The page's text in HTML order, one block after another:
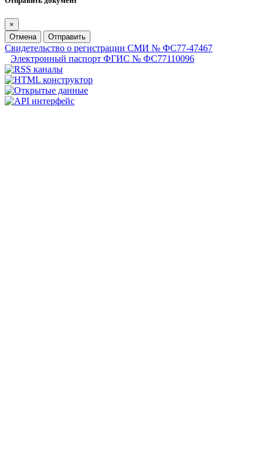
×
Отмена
Отправить
Свидетельство о регистрации СМИ № ФС77-47467
Электронный паспорт ФГИС № ФС77110096